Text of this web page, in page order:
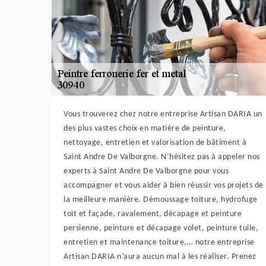
Vous trouverez chez notre entreprise Artisan DARIA un
des plus vastes choix en matière de peinture,
nettoyage, entretien et valorisation de bâtiment à
Saint Andre De Valborgne. N’hésitez pas à appeler nos
experts à Saint Andre De Valborgne pour vous
accompagner et vous aider à bien réussir vos projets de
la meilleure manière. Démoussage toiture, hydrofuge
toit et façade, ravalement, décapage et peinture
persienne, peinture et décapage volet, peinture tuile,
entretien et maintenance toiture,… notre entreprise
Artisan DARIA n’aura aucun mal à les réaliser. Prenez